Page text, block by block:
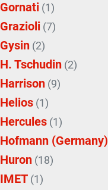
Gornati (1)
Grazioli (7)
Gysin (2)
H. Tschudin (2)
Harrison (9)
Helios (1)
Hercules (1)
Hofmann (Germany)
Huron (18)
IMET (1)